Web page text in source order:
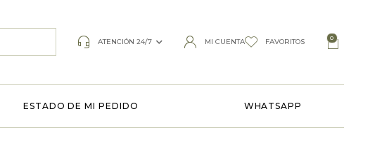
ATENCIÓN 24/7 MI CUENTA FAVORITOS 0
ESTADO DE MI PEDIDO WHATSAPP